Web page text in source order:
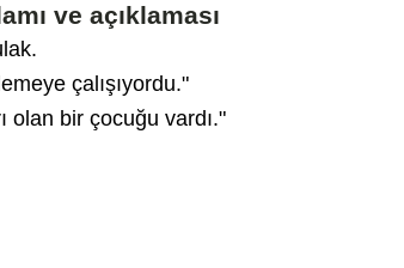
ve açıklaması
çalışıyordu."
olan bir çocuğu vardı."